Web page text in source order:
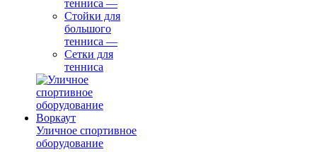
тенниса —
Стойки для
большого
тенниса —
Сетки для
тенниса
Уличное спортивное
оборудование